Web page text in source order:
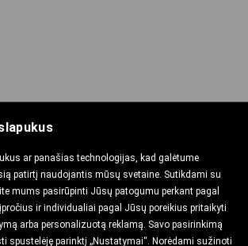
ar panašias technologijas, kad galėtume
patirtį naudojantis mūsų svetaine. Sutikdami su
mums pasirūpinti Jūsų patogumu perkant pagal
ir individualiai pagal Jūsų poreikius pritaikyti
arba personalizuotą reklamą. Savo pasirinkimą
spustelėję parinktį „Nustatymai“. Norėdami sužinoti